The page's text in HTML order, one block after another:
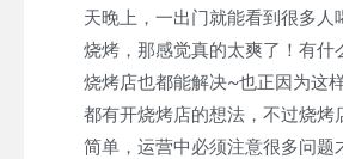
天晚上，一出门就能看到很多人
烧烤，那感觉真的太爽了！有什
烧烤店也都能解决~也正因为这
都有开烧烤店的想法，不过烧烤
简单，运营中必须注意很多问题